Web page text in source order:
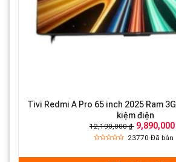
Tivi Redmi A Pro 65 inch 2025 Ram
kiệm điện
12,190,000 ₫ 9,890,000
23770Đã bán